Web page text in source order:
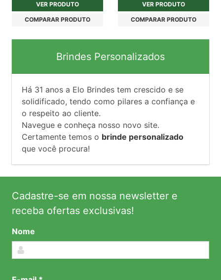
VER PRODUTO
COMPARAR PRODUTO
VER PRODUTO
COMPARAR PRODUTO
Brindes Personalizados
Há 31 anos a Elo Brindes tem crescido e se
solidificado, tendo como pilares a confiança e
o respeito ao cliente.
Navegue e conheça nosso novo site.
Certamente temos o brinde personalizado
que você procura!
Cadastre-se em nossa newsletter e
receba ofertas exclusivas!
Nome